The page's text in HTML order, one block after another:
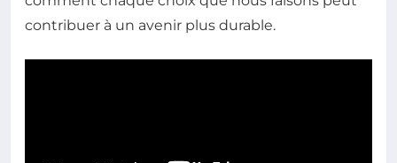
contribuer à un avenir plus durable.